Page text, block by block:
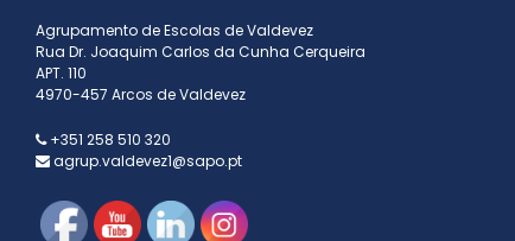
Agrupamento de Escolas de Valdevez
Rua Dr. Joaquim Carlos da Cunha Cerqueira
APT. 110
4970-457 Arcos de Valdevez
+351 258 510 320
agrup.valdevez1@sapo.pt